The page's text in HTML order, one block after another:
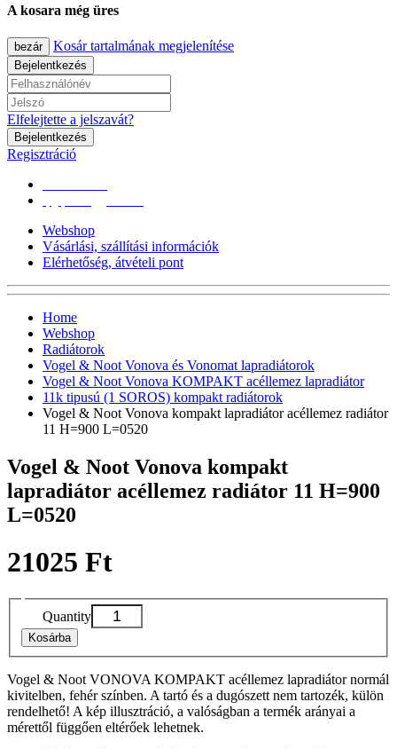
A kosara még üres
bezár Kosár tartalmának megjelenítése
Bejelentkezés
Elfelejtette a jelszavát?
Bejelentkezés
Regisztráció
Webshop
Vásárlási, szállítási információk
Elérhetőség, átvételi pont
Home
Webshop
Radiátorok
Vogel & Noot Vonova és Vonomat lapradiátorok
Vogel & Noot Vonova KOMPAKT acéllemez lapradiátor
11k tipusú (1 SOROS) kompakt radiátorok
Vogel & Noot Vonova kompakt lapradiátor acéllemez radiátor
11 H=900 L=0520
Vogel & Noot Vonova kompakt
lapradiátor acéllemez radiátor 11 H=900
L=0520
21025 Ft
Quantity
Kosárba
Vogel & Noot VONOVA KOMPAKT acéllemez lapradiátor normál
kivitelben, fehér színben. A tartó és a dugószett nem tartozék, külön
rendelhető! A kép illusztráció, a valóságban a termék arányai a
mérettől függően eltérőek lehetnek.